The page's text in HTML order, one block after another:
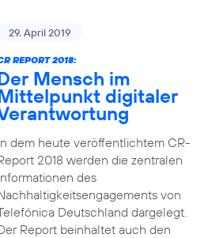
29. April 2019
REPORT 2018:
Mensch im
digitaler
dem heute veröffentlichtem CR-
2018 werden die zentralen
des
von
Deutschland dargelegt.
Report beinhaltet auch den